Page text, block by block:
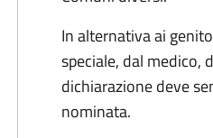
In alternativa ai
speciale, dal medico,
dichiarazione deve
nominata.